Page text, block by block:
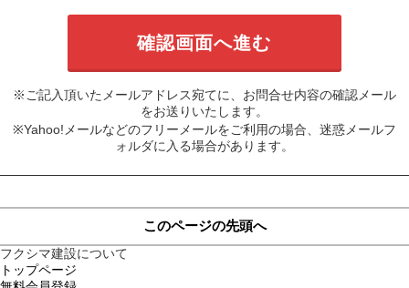
※ご記入頂いたメールアドレス宛てに、お問合せ内容の確認メール
をお送りいたします。
※Yahoo!メールなどのフリーメールをご利用の場合、迷惑メールフ
ォルダに入る場合があります。
このページの先頭へ
フクシマ建設について
トップページ